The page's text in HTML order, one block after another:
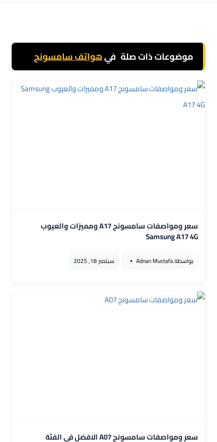
موضوعات ذات صلة فيهواتف سامسونج
سعر ومواصفات سامسونج A17 ومميزات والعيوب
Samsung A17 4G
بواسطةAdnan Mustafa سبتمبر 18, 2025
سعر ومواصفات سامسونج A07 الافضل في الفئة